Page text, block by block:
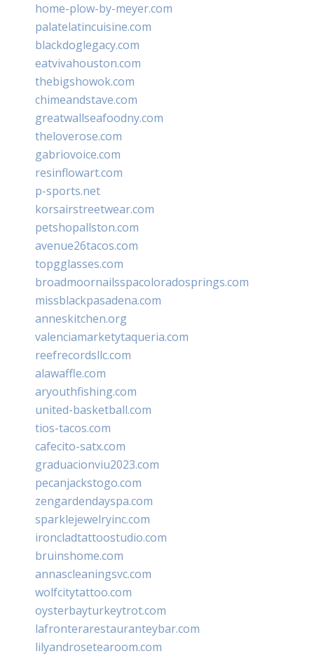
home-plow-by-meyer.com
palatelatincuisine.com
blackdoglegacy.com
eatvivahouston.com
thebigshowok.com
chimeandstave.com
greatwallseafoodny.com
theloverose.com
gabriovoice.com
resinflowart.com
p-sports.net
korsairstreetwear.com
petshopallston.com
avenue26tacos.com
topgglasses.com
broadmoornailsspacoloradosprings.com
missblackpasadena.com
anneskitchen.org
valenciamarketytaqueria.com
reefrecordsllc.com
alawaffle.com
aryouthfishing.com
united-basketball.com
tios-tacos.com
cafecito-satx.com
graduacionviu2023.com
pecanjackstogo.com
zengardendayspa.com
sparklejewelryinc.com
ironcladtattoostudio.com
bruinshome.com
annascleaningsvc.com
wolfcitytattoo.com
oysterbayturkeytrot.com
lafronterarestauranteybar.com
lilyandrosetearoom.com